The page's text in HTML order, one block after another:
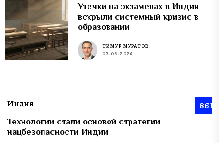
Утечки на экзаменах в Индии
вскрыли системный кризис в
образовании
ТИМУР МУРАТОВ
03.08.2026
Индия 861
Технологии стали основой стратегии
нацбезопасности Индии